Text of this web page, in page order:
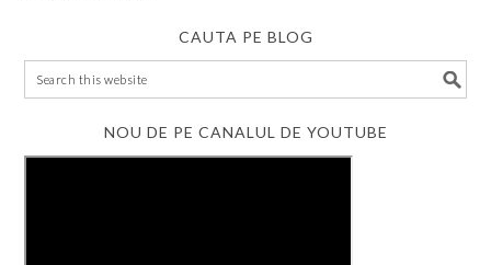
CAUTA PE BLOG
NOU DE PE CANALUL DE YOUTUBE